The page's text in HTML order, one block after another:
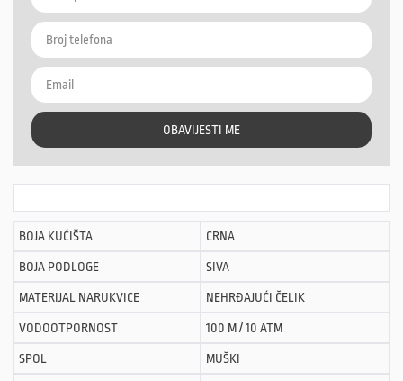
OBAVIJESTI ME
BOJA KUĆIŠTA CRNA
BOJA PODLOGE SIVA
MATERIJAL NARUKVICE NEHRĐAJUĆI ČELIK
VODOOTPORNOST 100 M / 10 ATM
SPOL MUŠKI